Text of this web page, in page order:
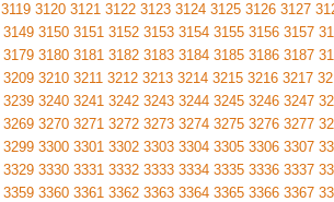
3119 3120 3121 3122 3123 3124 3125 3126 3127
3149 3150 3151 3152 3153 3154 3155 3156 3157
3179 3180 3181 3182 3183 3184 3185 3186 3187
3209 3210 3211 3212 3213 3214 3215 3216 3217
3239 3240 3241 3242 3243 3244 3245 3246 3247
3269 3270 3271 3272 3273 3274 3275 3276 3277
3299 3300 3301 3302 3303 3304 3305 3306 3307
3329 3330 3331 3332 3333 3334 3335 3336 3337
3359 3360 3361 3362 3363 3364 3365 3366 3367